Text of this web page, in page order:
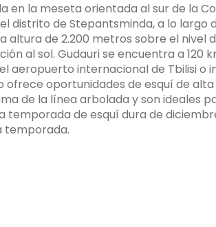
en la meseta orientada al sur de la
distrito de Stepantsminda, a lo
altura de 2.200 metros sobre el nivel
al sol. Gudauri se encuentra a 120
aeropuerto internacional de Tbilisi o
oportunidades de esquí de alta
de la línea arbolada y son ideales
temporada de esquí dura de
temporada.